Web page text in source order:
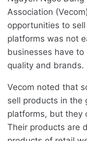
Association
opportunities to
platforms was not
businesses have
quality and brands.
Vecom noted that
sell products in the
platforms, but they
Their products are